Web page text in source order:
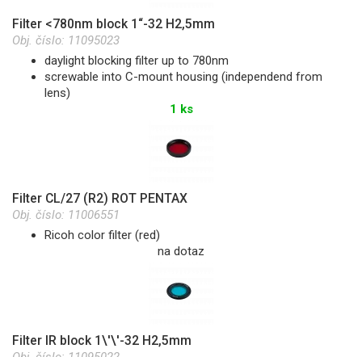
Filter <780nm block 1“-32 H2,5mm
Obj. číslo: 11095023
daylight blocking filter up to 780nm
screwable into C-mount housing (independend from
lens)
1 ks
Filter CL/27 (R2) ROT PENTAX
Obj. číslo: 11006551
Ricoh color filter (red)
na dotaz
Filter IR block 1\'\'-32 H2,5mm